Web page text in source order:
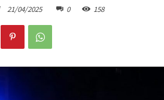
21/04/2025 0 158